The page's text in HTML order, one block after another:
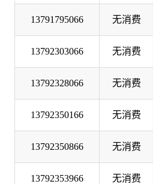
13791795066 无消费
13792303066 无消费
13792328066 无消费
13792350166 无消费
13792350866 无消费
13792353966 无消费